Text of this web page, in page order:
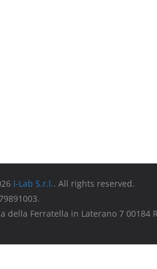
I-Lab S.r.l.. All rights reserved.
della Ferratella in Laterano 7 00184